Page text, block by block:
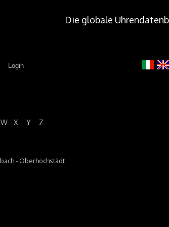
Die globale
Login
W X Y Z
- Oberhöchstädt